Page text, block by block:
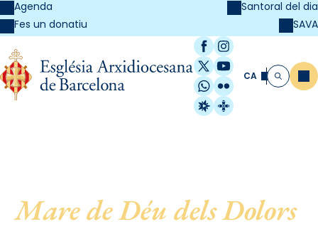
Agenda
Fes un donatiu
Santoral del dia
SAVA
Facebook
Instagram
X / Twitter
YouTube
WhatsApp
Flickr
Radio Estel
Catalunya
CA Cerca
Mare de Déu dels Dolors,